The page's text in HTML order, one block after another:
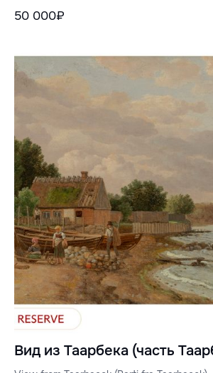
50 000₽
Вид из Таарбека (часть